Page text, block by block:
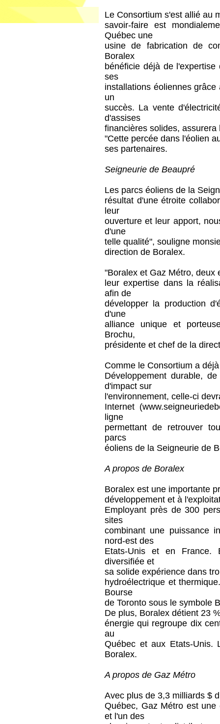
Le Consortium s'est allié au
savoir-faire est
Québec une
usine de fabrication de
Boralex
bénéficie déjà de
ses
installations éoliennes
un
succès. La vente
d'assises
financières solides,
"Cette percée dans l'éolien
ses partenaires.
Seigneurie de Beaupré
Les parcs éoliens de la
résultat d'une étroite
leur
ouverture et leur apport,
d'une
telle qualité", souligne
direction de Boralex.
"Boralex et Gaz Métro, deux
leur expertise dans la
afin de
développer la production
d'une
alliance unique et
Brochu,
présidente et chef de la
Comme le Consortium a
Développement durable,
d'impact sur
l'environnement, celle-ci
Internet
ligne
permettant de retrouver
parcs
éoliens de la Seigneurie de
A propos de Boralex
Boralex est une importante
développement et à
Employant près de 300
sites
combinant une puissance
nord-est des
Etats-Unis et en France.
diversifiée et
sa solide expérience dans
hydroélectrique et
Bourse
de Toronto sous le symbole
De plus, Boralex détient 23
énergie qui regroupe dix
au
Québec et aux Etats-Unis.
Boralex.
A propos de Gaz Métro
Avec plus de 3,3 milliards $
Québec, Gaz Métro est une
et l'un des